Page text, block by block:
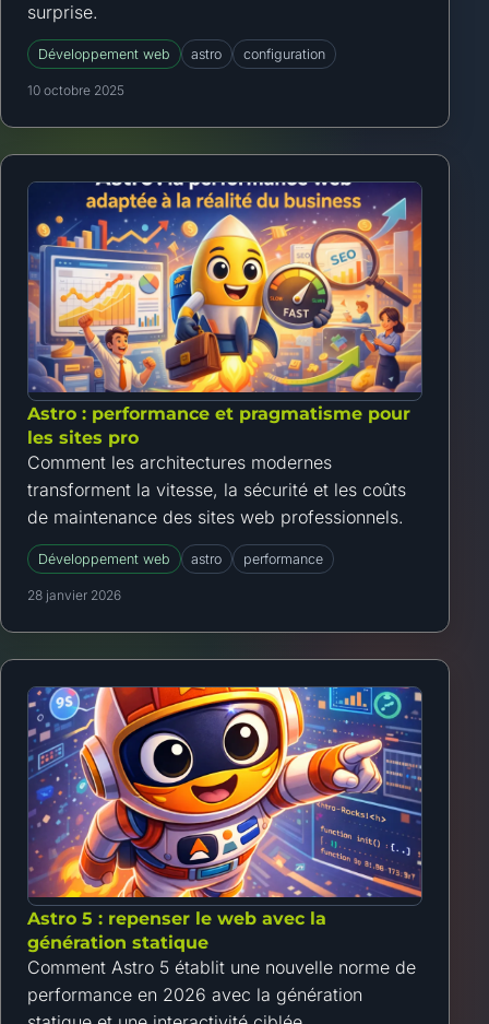
surprise.
Développement web astro configuration
10 octobre 2025
Astro : performance et pragmatisme pour
les sites pro
Comment les architectures modernes
transforment la vitesse, la sécurité et les coûts
de maintenance des sites web professionnels.
Développement web astro performance
28 janvier 2026
Astro 5 : repenser le web avec la
génération statique
Comment Astro 5 établit une nouvelle norme de
performance en 2026 avec la génération